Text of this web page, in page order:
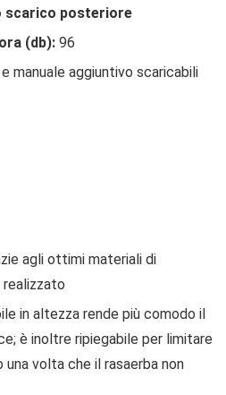
scarico posteriore
(db): 96
manuale aggiuntivo scaricabili
agli ottimi materiali di
in altezza rende più comodo il
è inoltre ripiegabile per limitare
una volta che il rasaerba non